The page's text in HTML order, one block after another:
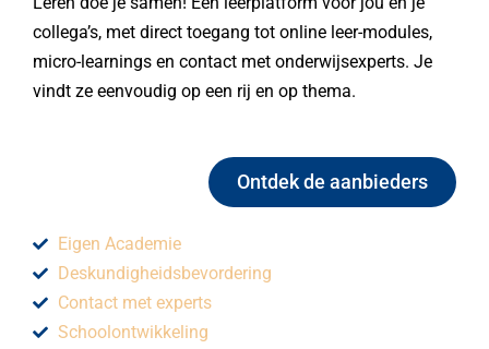
collega’s, met direct toegang tot online leer-modules,
micro-learnings en contact met onderwijsexperts. Je
vindt ze eenvoudig op een rij en op thema.
Ontdek de aanbieders
Eigen Academie
Deskundigheidsbevordering
Contact met experts
Schoolontwikkeling